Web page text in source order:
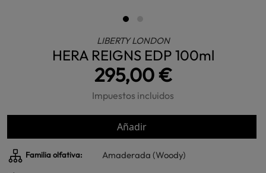
LIBERTY LONDON
HERA REIGNS EDP 100ml
295,00 €
Impuestos incluidos
Añadir
Familia olfativa: Amaderada (Woody)